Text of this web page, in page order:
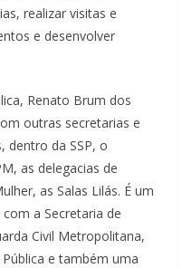
realizar visitas e
e desenvolver
Renato Brum dos
outras secretarias e
dentro da SSP, o
as delegacias de
as Salas Lilás. É um
a Secretaria de
Civil Metropolitana,
e também uma